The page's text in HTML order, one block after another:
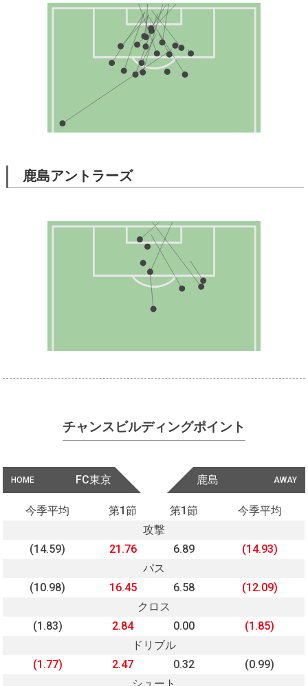
鹿島アントラーズ
チャンスビルディングポイント
HOME FC東京 AWAY
鹿島
今季平均 第1節 第1節
今季平均
攻撃
(14.59)
21.76 6.89
(14.93)
パス
(10.98)
16.45 6.58
(12.09)
クロス
(1.83)
2.84 0.00
(1.85)
ドリブル
(1.77)
2.47 0.32
(0.99)